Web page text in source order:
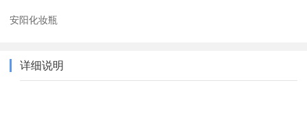
安阳化妆瓶
详细说明